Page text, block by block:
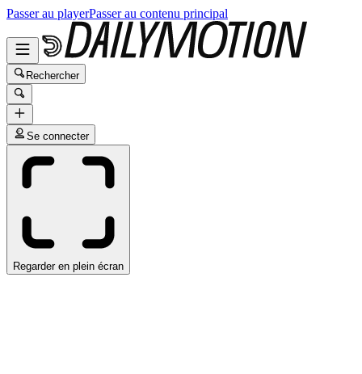
Passer au playerPasser au contenu principal
Rechercher
Se connecter
Regarder en plein écran